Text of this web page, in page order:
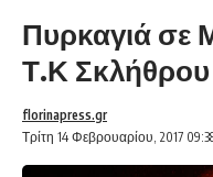
Πυρκαγιά σε
Τ.Κ
Τρίτη 14 Φεβρουαρίου, 2017
florinapress.gr